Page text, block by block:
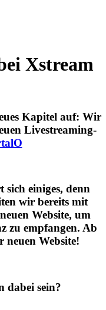
Xstream
Kapitel auf: Wir
Livestreaming-
einiges, denn
wir bereits mit
Website, um
zu empfangen. Ab
neuen Website!
dabei sein?